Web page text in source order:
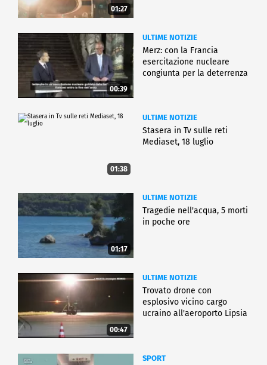
01:27
00:39
ULTIME NOTIZIE
Merz: con la Francia
esercitazione nucleare
congiunta per la deterrenza
01:38
ULTIME NOTIZIE
Stasera in Tv sulle reti
Mediaset, 18 luglio
01:17
ULTIME NOTIZIE
Tragedie nell'acqua, 5 morti
in poche ore
00:47
ULTIME NOTIZIE
Trovato drone con
esplosivo vicino cargo
ucraino all'aeroporto Lipsia
SPORT